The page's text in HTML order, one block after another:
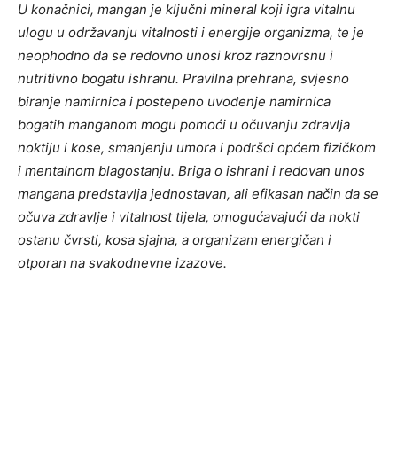
U konačnici, mangan je ključni mineral koji igra vitalnu
ulogu u održavanju vitalnosti i energije organizma, te je
neophodno da se redovno unosi kroz raznovrsnu i
nutritivno bogatu ishranu. Pravilna prehrana, svjesno
biranje namirnica i postepeno uvođenje namirnica
bogatih manganom mogu pomoći u očuvanju zdravlja
noktiju i kose, smanjenju umora i podršci općem fizičkom
i mentalnom blagostanju. Briga o ishrani i redovan unos
mangana predstavlja jednostavan, ali efikasan način da se
očuva zdravlje i vitalnost tijela, omogućavajući da nokti
ostanu čvrsti, kosa sjajna, a organizam energičan i
otporan na svakodnevne izazove.